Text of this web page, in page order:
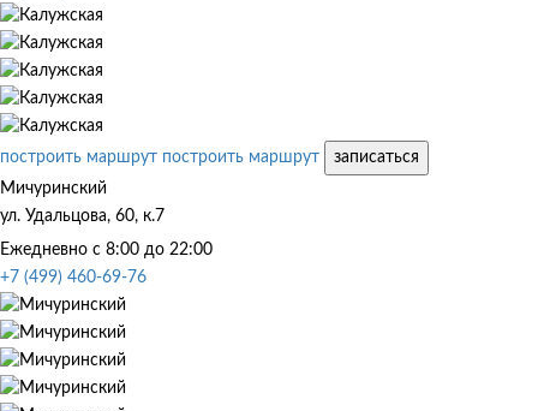
построить маршрут построить маршрут
записаться
Мичуринский
ул. Удальцова, 60, к.7
Ежедневно с 8:00 до 22:00
+7 (499) 460-69-76